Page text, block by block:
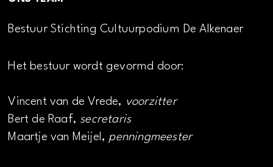
Bestuur Stichting Cultuurpodium De Alkenaer
Het bestuur wordt gevormd door:
Vincent van de Vrede, voorzitter
Bert de Raaf, secretaris
Maartje van Meijel, penningmeester